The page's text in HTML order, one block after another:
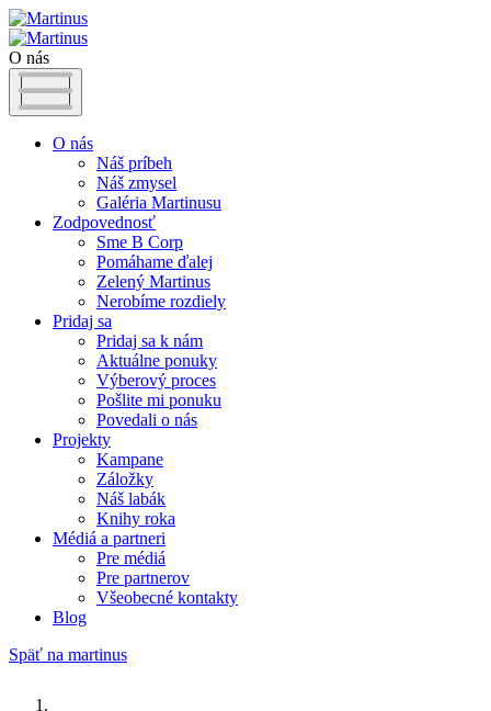
O nás
O nás
Náš príbeh
Náš zmysel
Galéria Martinusu
Zodpovednosť
Sme B Corp
Pomáhame ďalej
Zelený Martinus
Nerobíme rozdiely
Pridaj sa
Pridaj sa k nám
Aktuálne ponuky
Výberový proces
Pošlite mi ponuku
Povedali o nás
Projekty
Kampane
Záložky
Náš labák
Knihy roka
Médiá a partneri
Pre médiá
Pre partnerov
Všeobecné kontakty
Blog
Späť na martinus